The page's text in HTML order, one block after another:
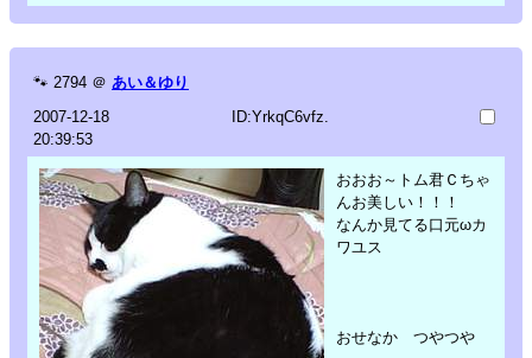
🐾 2794 ＠ あい＆ゆり
2007-12-18
20:39:53
ID:YrkqC6vfz.
おおお～トム君Ｃちゃ
んお美しい！！！
なんか見てる口元ωカ
ワユス
おせなか つやつや